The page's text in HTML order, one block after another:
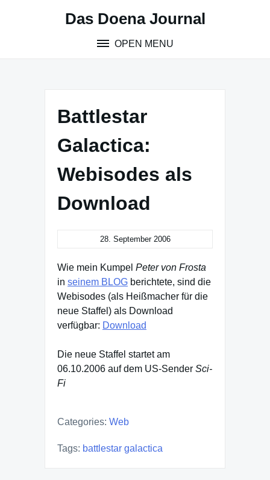
Das Doena Journal
OPEN MENU
Battlestar
Galactica:
Webisodes als
Download
28. September 2006
Wie mein Kumpel Peter von Frosta
in seinem BLOG berichtete, sind die
Webisodes (als Heißmacher für die
neue Staffel) als Download
verfügbar: Download
Die neue Staffel startet am
06.10.2006 auf dem US-Sender Sci-
Fi
Categories: Web
Tags: battlestar galactica